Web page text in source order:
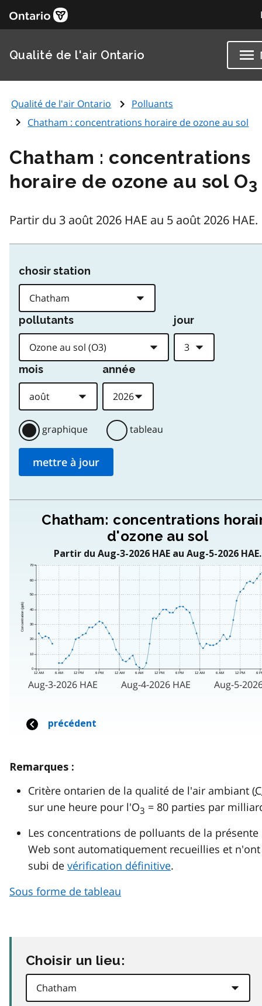
Qualité de l'air Ontario
Qualité de l'air Ontario
Polluants
Chatham : concentrations horaire de ozone au sol
Chatham : concentrations
horaire de ozone au sol O3
Partir du 3 août 2026 HAE au 5 août 2026 HAE.
Remarques :
Critère ontarien de la qualité de l'air ambiant (
sur une heure pour l'O3 = 80 parties par
Les concentrations de polluants de la présente
Web sont automatiquement recueillies et
subi de vérification définitive.
Sous forme de tableau
Choisir un lieu: